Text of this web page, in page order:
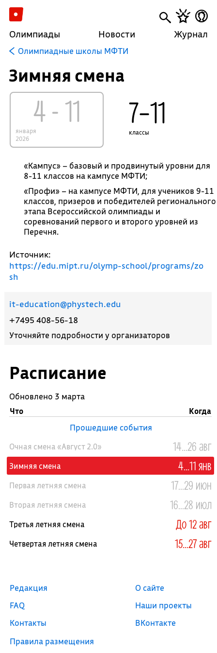
Олимпиады Новости Журнал
Олимпиадные школы МФТИ
Расписание
Обновлено 3 марта
Что
Когда
Прошедшие события
Очная смена «Август 2.0»
14...26 авг
Зимняя смена 4...11 янв
Первая летняя смена 17...29 июн
Вторая летняя смена 16...28 июл
Третья летняя смена До 12 авг
Четвертая летняя смена 15...27 авг
Зимняя смена
4 - 11
января
2026
7–11
классы
«Кампус» – базовый и продвинутый уровни для
8-11 классов на кампусе МФТИ;
«Профи» – на кампусе МФТИ, для учеников 9-11
классов, призеров и победителей регионального
этапа Всероссийской олимпиады и
соревнований первого и второго уровней из
Перечня.
Источник:
https://edu.mipt.ru/olymp-school/programs/zo
sh
it-education@phystech.edu
+7495 408-56-18
Уточняйте подробности у организаторов
Редакция
FAQ
Контакты
Правила размещения
О сайте
Наши проекты
ВКонтакте